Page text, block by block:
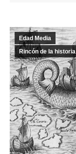
Edad Media
Rincón de la historia